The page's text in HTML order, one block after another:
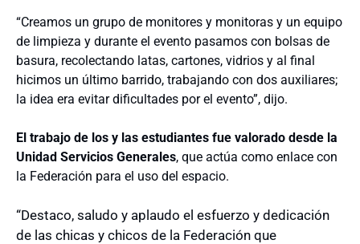
“Creamos un grupo de monitores y monitoras y un equipo
de limpieza y durante el evento pasamos con bolsas de
basura, recolectando latas, cartones, vidrios y al final
hicimos un último barrido, trabajando con dos auxiliares;
la idea era evitar dificultades por el evento”, dijo.
El trabajo de los y las estudiantes fue valorado desde la
Unidad Servicios Generales, que actúa como enlace con
la Federación para el uso del espacio.
“Destaco, saludo y aplaudo el esfuerzo y dedicación
de las chicas y chicos de la Federación que